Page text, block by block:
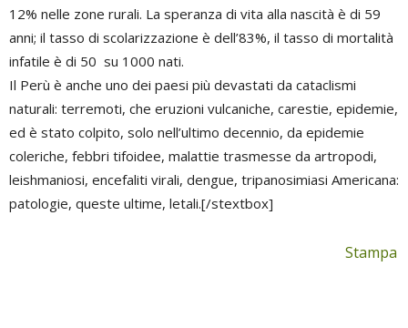
12% nelle zone rurali. La speranza di vita alla nascità è di 59
anni; il tasso di scolarizzazione è dell’83%, il tasso di mortalità
infatile è di 50 su 1000 nati.
Il Perù è anche uno dei paesi più devastati da cataclismi
naturali: terremoti, che eruzioni vulcaniche, carestie, epidemie,
ed è stato colpito, solo nell’ultimo decennio, da epidemie
coleriche, febbri tifoidee, malattie trasmesse da artropodi,
leishmaniosi, encefaliti virali, dengue, tripanosimiasi Americana:
patologie, queste ultime, letali.[/stextbox]
Stampa